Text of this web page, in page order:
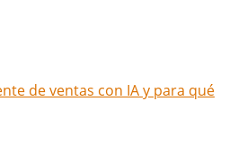
de ventas con IA y para qué